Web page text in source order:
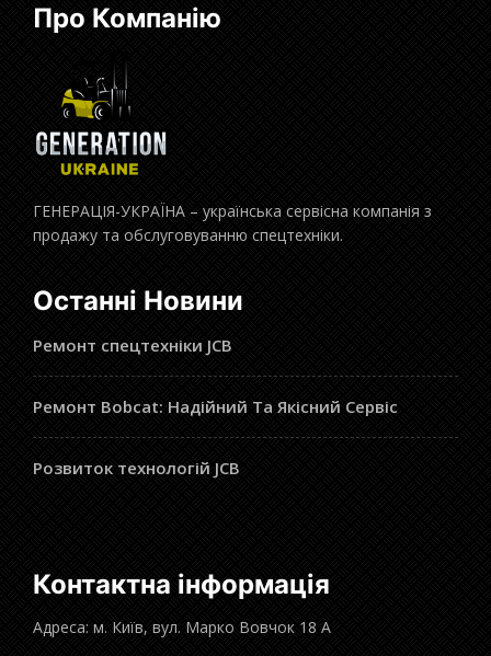
Про Компанію
ГЕНЕРАЦІЯ-УКРАЇНА – українська сервісна компанія з
продажу та обслуговуванню спецтехніки.
Останні Новини
Ремонт спецтехніки JCB
Ремонт Bobcat: Надійний Та Якісний Сервіс
Розвиток технологій JCB
Контактна інформація
Адреса: м. Київ, вул. Марко Вовчок 18 А